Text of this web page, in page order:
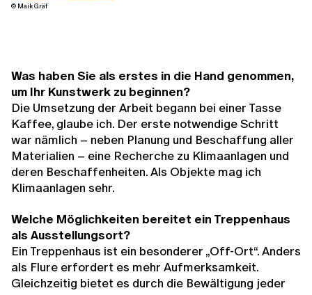
© Maik Gräf
Was haben Sie als erstes in die Hand genommen,
um Ihr Kunstwerk zu beginnen?
Die Umsetzung der Arbeit begann bei einer Tasse
Kaffee, glaube ich. Der erste notwendige Schritt
war nämlich – neben Planung und Beschaffung aller
Materialien – eine Recherche zu Klimaanlagen und
deren Beschaffenheiten. Als Objekte mag ich
Klimaanlagen sehr.
Welche Möglichkeiten bereitet ein Treppenhaus
als Ausstellungsort?
Ein Treppenhaus ist ein besonderer „Off-Ort“. Anders
als Flure erfordert es mehr Aufmerksamkeit.
Gleichzeitig bietet es durch die Bewältigung jeder